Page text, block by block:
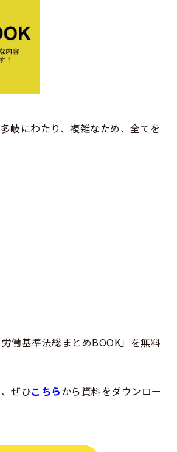
岐にわたり、複雑なため、全てを
働基準法総まとめBOOK」を無料
ぜひこちらから資料をダウンロー